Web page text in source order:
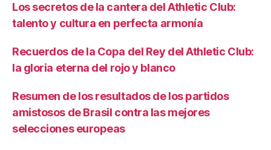
Los secretos de la cantera del Athletic Club:
talento y cultura en perfecta armonía
Recuerdos de la Copa del Rey del Athletic Club:
la gloria eterna del rojo y blanco
Resumen de los resultados de los partidos
amistosos de Brasil contra las mejores
selecciones europeas